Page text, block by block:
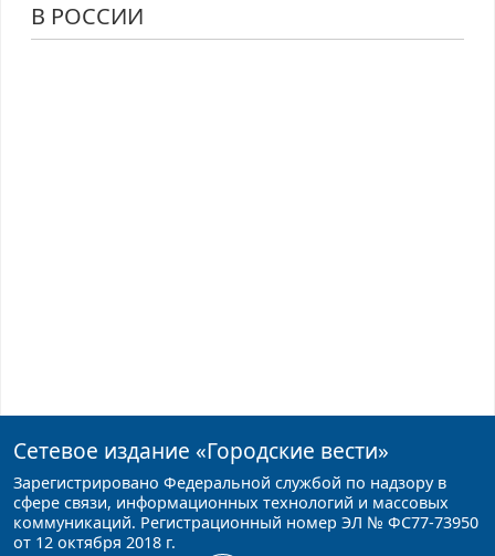
В РОССИИ
Сетевое издание «Городские вести»
Зарегистрировано Федеральной службой по надзору в
сфере связи, информационных технологий и массовых
коммуникаций. Регистрационный номер ЭЛ № ФС77-73950
от 12 октября 2018 г.